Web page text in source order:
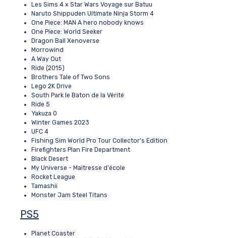
Les Sims 4 x Star Wars Voyage sur Batuu
Naruto Shippuden Ultimate Ninja Storm 4
One Piece: MAN A hero nobody knows
One Piece: World Seeker
Dragon Ball Xenoverse
Morrowind
A Way Out
Ride (2015)
Brothers Tale of Two Sons
Lego 2K Drive
South Park le Baton de la Vérité
Ride 5
Yakuza 0
Winter Games 2023
UFC 4
Fishing Sim World Pro Tour Collector's Edition
Firefighters Plan Fire Department
Black Desert
My Universe - Maitresse d'école
Rocket League
Tamashii
Monster Jam Steel Titans
PS5
Planet Coaster